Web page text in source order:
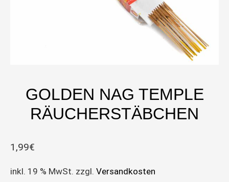
GOLDEN NAG TEMPLE
RÄUCHERSTÄBCHEN
1,99€
inkl. 19 % MwSt. zzgl. Versandkosten